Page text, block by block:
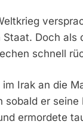
Staat. Doch
schnell
Irak an die
sobald er
ermordete